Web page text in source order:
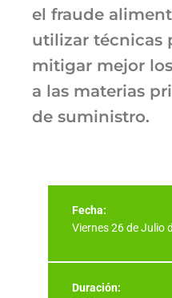
el fraude
utilizar técnicas
mitigar mejor
a las materias
de suministro.
Fecha:
Viernes 26 de Julio
Duración: